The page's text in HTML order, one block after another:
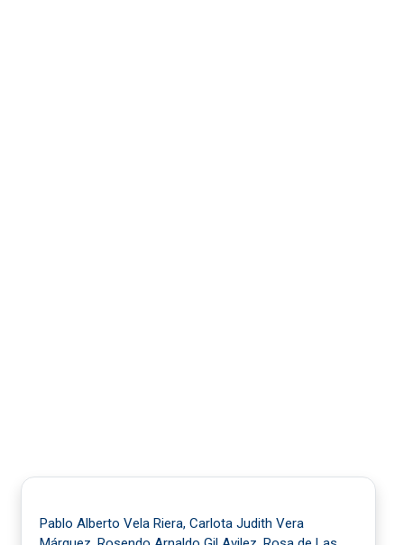
Pablo Alberto Vela Riera, Carlota Judith Vera